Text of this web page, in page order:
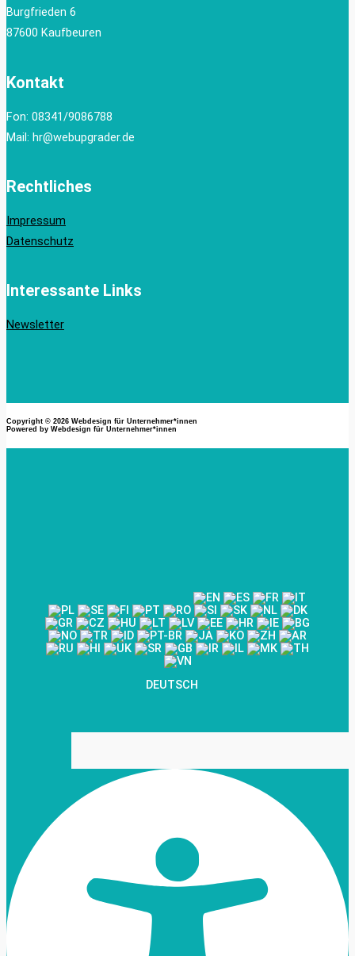
Burgfrieden 6
87600 Kaufbeuren
Kontakt
Fon: 08341/9086788
Mail: hr@webupgrader.de
Rechtliches
Impressum
Datenschutz
Interessante Links
Newsletter
Copyright © 2026 Webdesign für Unternehmer*innen
Powered by Webdesign für Unternehmer*innen
DEUTSCH